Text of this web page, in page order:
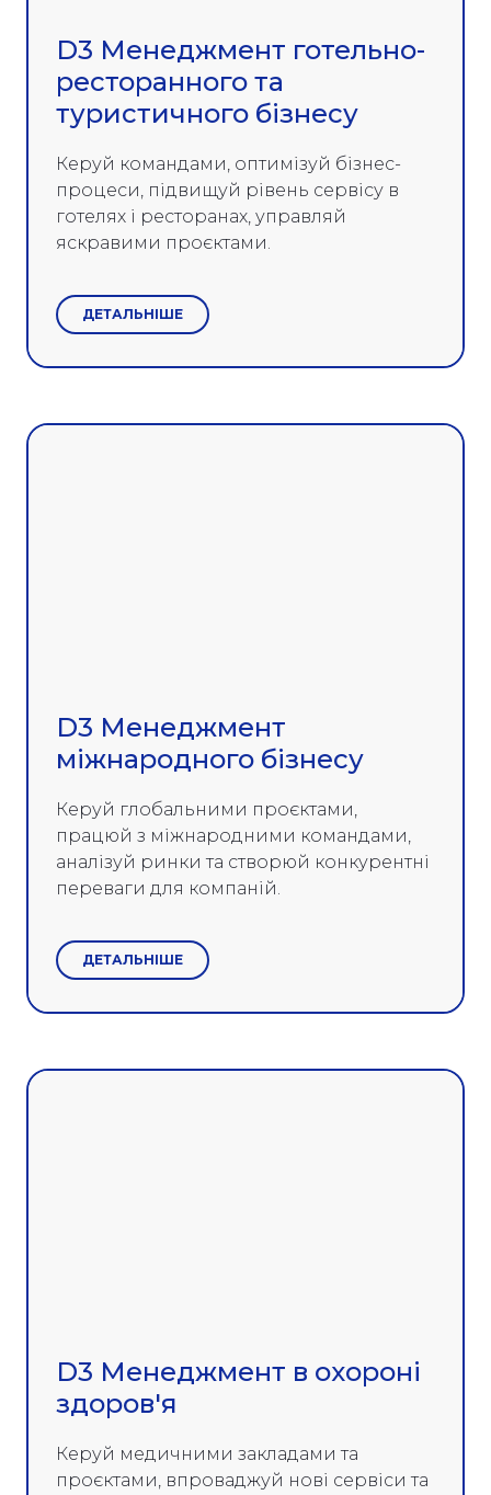
D3 Менеджмент готельно-
ресторанного та
туристичного бізнесу
Керуй командами, оптимізуй бізнес-
процеси, підвищуй рівень сервісу в
готелях і ресторанах, управляй
яскравими проєктами.
ДЕТАЛЬНІШЕ
D3 Менеджмент
міжнародного бізнесу
Керуй глобальними проєктами,
працюй з міжнародними командами,
аналізуй ринки та створюй конкурентні
переваги для компаній.
ДЕТАЛЬНІШЕ
D3 Менеджмент в охороні
здоров'я
Керуй медичними закладами та
проєктами, впроваджуй нові сервіси та